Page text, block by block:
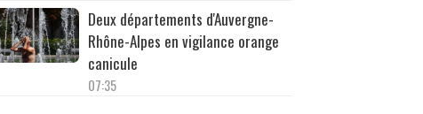
Deux départements d'Auvergne-
Rhône-Alpes en vigilance orange
canicule
07:35